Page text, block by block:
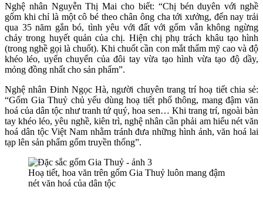
Nghệ nhân Nguyễn Thị Mai cho biết: “Chị bén duyên với nghề
gốm khi chỉ là một cô bé theo chân ông cha tới xưởng, đến nay trải
qua 35 năm gắn bó, tình yêu với đất với gốm vẫn không ngừng
chảy trong huyết quản của chị. Hiện chị phụ trách khâu tạo hình
(trong nghề gọi là chuốt). Khi chuốt cần con mắt thẩm mỹ cao và độ
khéo léo, uyển chuyển của đôi tay vừa tạo hình vừa tạo độ dầy,
mỏng đồng nhất cho sản phẩm”.
Nghệ nhân Đinh Ngọc Hà, người chuyên trang trí hoạ tiết chia sẻ:
“Gốm Gia Thuỷ chủ yếu dùng hoạ tiết phổ thông, mang đậm văn
hoá của dân tộc như tranh tứ quý, hoa sen… Khi trang trí, ngoài bàn
tay khéo léo, yêu nghề, kiên trì, nghệ nhân cần phải am hiểu nét văn
hoá dân tộc Việt Nam nhằm tránh đưa những hình ảnh, văn hoá lai
tạp lên sản phẩm gốm truyền thống”.
Hoạ tiết, hoa văn trên gốm Gia Thuỷ luôn mang đậm
nét văn hoá của dân tộc